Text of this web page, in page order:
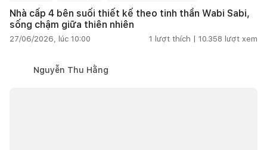
Nhà cấp 4 bên suối thiết kế theo tinh thần Wabi Sabi,
sống chậm giữa thiên nhiên
27/06/2026, lúc 10:00 1 lượt thích | 10.358 lượt xem
Nguyễn Thu Hằng